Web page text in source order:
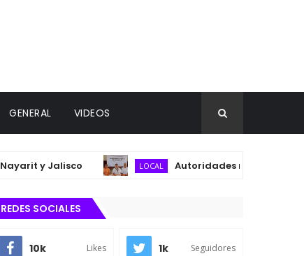
GENERAL VIDEOS
y Jalisco LOCAL Autoridades municipales y
REDES SOCIALES
10k Likes 1k Seguidores